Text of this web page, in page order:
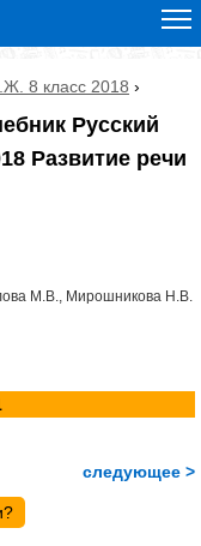
8 класс 2018 ›
Русский
Развитие речи
М.В., Мирошникова Н.В.
следующее >